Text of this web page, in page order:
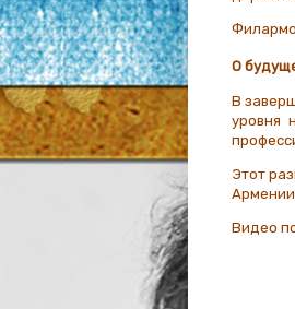
О
В
уровня
Этот
Видео